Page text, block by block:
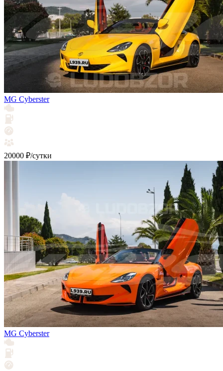
MG Cyberster
20000 ₽/сутки
MG Cyberster